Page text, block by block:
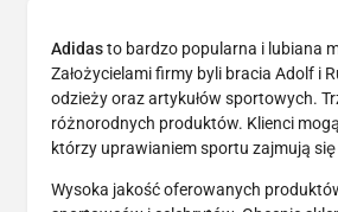
Adidasto bardzo popularna i lubiana
Założycielami firmy byli bracia Adolf i
odzieży oraz artykułów sportowych.
różnorodnych produktów. Klienci
którzy uprawianiem sportu zajmują
Wysoka jakość oferowanych